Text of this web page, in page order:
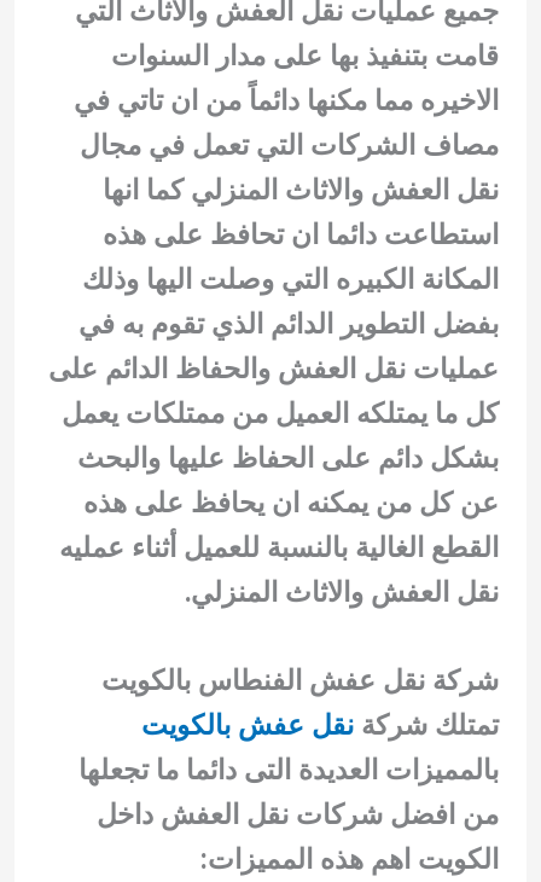
جميع عمليات نقل العفش والاثاث التي
قامت بتنفيذ بها على مدار السنوات
الاخيره مما مكنها دائماً من ان تاتي في
مصاف الشركات التي تعمل في مجال
نقل العفش والاثاث المنزلي كما انها
استطاعت دائما ان تحافظ على هذه
المكانة الكبيره التي وصلت اليها وذلك
بفضل التطوير الدائم الذي تقوم به في
عمليات نقل العفش والحفاظ الدائم على
كل ما يمتلكه العميل من ممتلكات يعمل
بشكل دائم على الحفاظ عليها والبحث
عن كل من يمكنه ان يحافظ على هذه
القطع الغالية بالنسبة للعميل أثناء عمليه
نقل العفش والاثاث المنزلي.
شركة نقل عفش الفنطاس بالكويت
تمتلك شركةنقل عفش بالكويت
بالمميزات العديدة التى دائما ما تجعلها
من افضل شركات نقل العفش داخل
الكويت اهم هذه المميزات: